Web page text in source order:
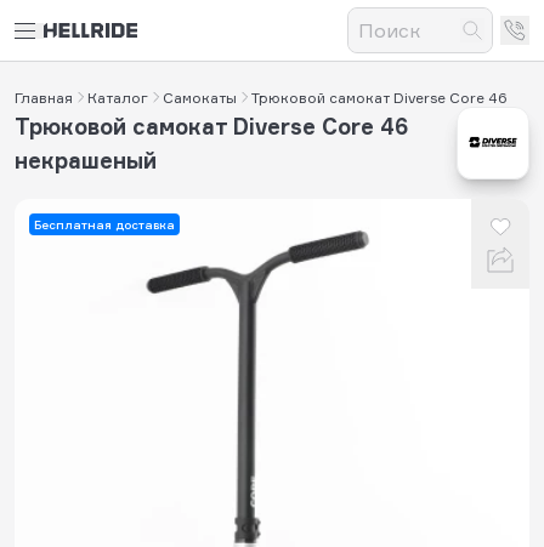
Главная Каталог Самокаты Трюковой самокат Diverse Core 46
Бесплатная доставка
Трюковой самокат Diverse Core 46
некрашеный